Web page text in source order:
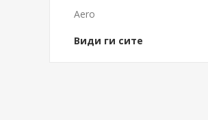
Aero
Види ги сите